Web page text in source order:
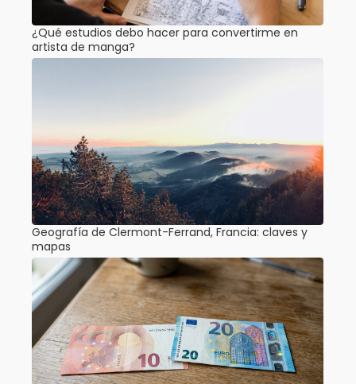
¿Qué estudios debo hacer para convertirme en
artista de manga?
Geografía de Clermont-Ferrand, Francia: claves y
mapas